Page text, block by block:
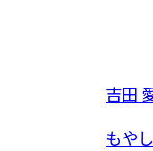
吉田
もや